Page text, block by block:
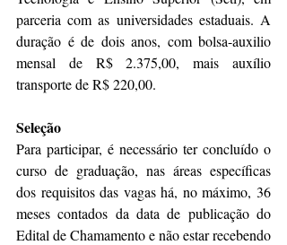
parceria com as universidades estaduais. A
duração é de dois anos, com bolsa-auxilio
mensal de R$ 2.375,00, mais auxílio
transporte de R$ 220,00.
Seleção
Para participar, é necessário ter concluído o
curso de graduação, nas áreas específicas
dos requisitos das vagas há, no máximo, 36
meses contados da data de publicação do
Edital de Chamamento e não estar recebendo